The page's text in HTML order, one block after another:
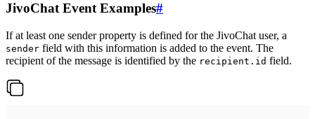
JivoChat Event Examples#
If at least one sender property is defined for the JivoChat user, a
sender field with this information is added to the event. The
recipient of the message is identified by the recipient.id field.